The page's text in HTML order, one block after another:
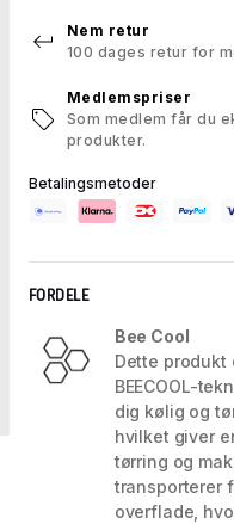
Nem retur
100 dages retur for
Medlemspriser
Som medlem får du
produkter.
Betalingsmetoder
FORDELE
Bee Cool
Dette produkt
BEECOOL-
dig kølig og
hvilket giver
tørring og
transporterer
overflade,